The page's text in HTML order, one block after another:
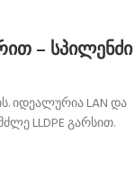
– სპილენძი
იდეალურია LAN და
LLDPE გარსით.